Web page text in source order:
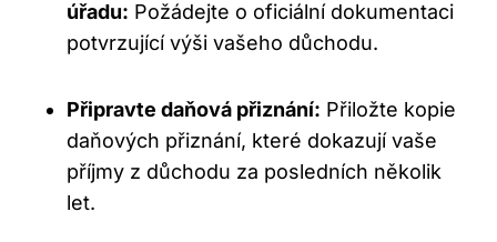
úřadu: Požádejte o oficiální dokumentaci
potvrzující výši vašeho důchodu.
Připravte daňová přiznání: Přiložte kopie
daňových přiznání, které dokazují vaše
příjmy z důchodu za posledních několik
let.